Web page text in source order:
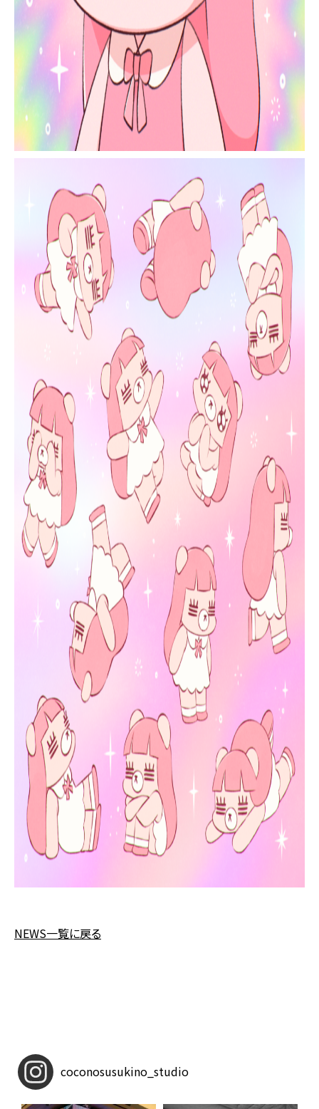
NEWS一覧に戻る
coconosusukino_studio